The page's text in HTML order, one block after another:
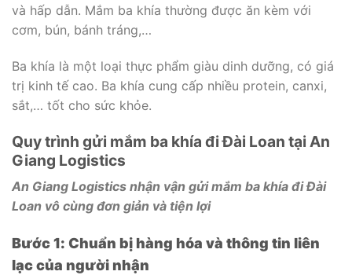
và hấp dẫn. Mắm ba khía thường được ăn kèm với
cơm, bún, bánh tráng,…
Ba khía là một loại thực phẩm giàu dinh dưỡng, có giá
trị kinh tế cao. Ba khía cung cấp nhiều protein, canxi,
sắt,… tốt cho sức khỏe.
Quy trình gửi mắm ba khía đi Đài Loan tại An
Giang Logistics
An Giang Logistics nhận vận gửi mắm ba khía đi Đài
Loan vô cùng đơn giản và tiện lợi
Bước 1: Chuẩn bị hàng hóa và thông tin liên
lạc của người nhận